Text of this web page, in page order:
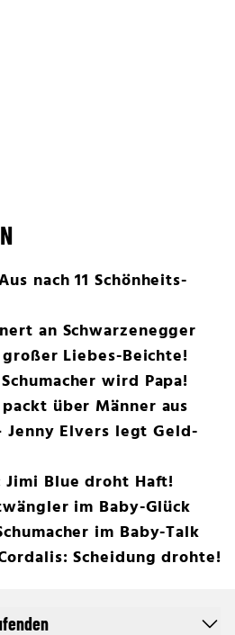
nach 11 Schönheits-
an Schwarzenegger
Liebes-Beichte!
wird Papa!
über Männer aus
Elvers legt Geld-
Jimi Blue droht Haft!
im Baby-Glück
im Baby-Talk
Scheidung drohte!